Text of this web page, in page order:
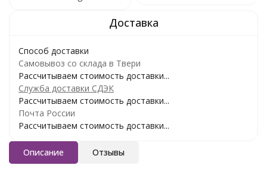
Способ доставки
Самовывоз со склада в Твери
Рассчитываем стоимость доставки...
Служба доставки СДЭК
Рассчитываем стоимость доставки...
Почта России
Рассчитываем стоимость доставки...
Описание Отзывы